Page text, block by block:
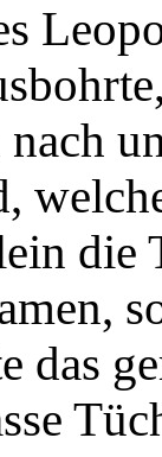
nach
die
das